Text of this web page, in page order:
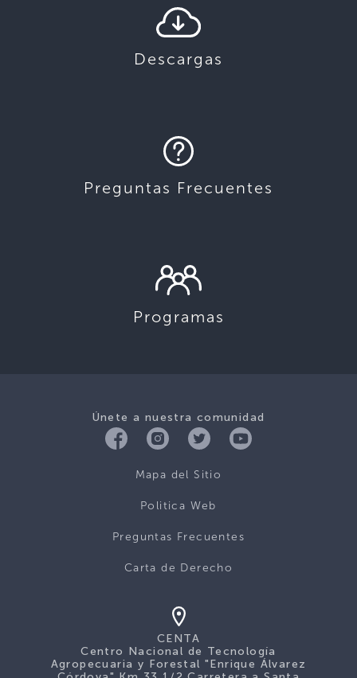
Descargas
Preguntas Frecuentes
Programas
Únete a nuestra comunidad
Mapa del Sitio
Politica Web
Preguntas Frecuentes
Carta de Derecho
CENTA
Centro Nacional de Tecnología
Agropecuaria y Forestal "Enrique Álvarez